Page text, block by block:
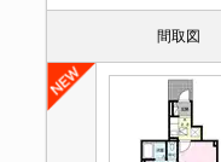
間取図